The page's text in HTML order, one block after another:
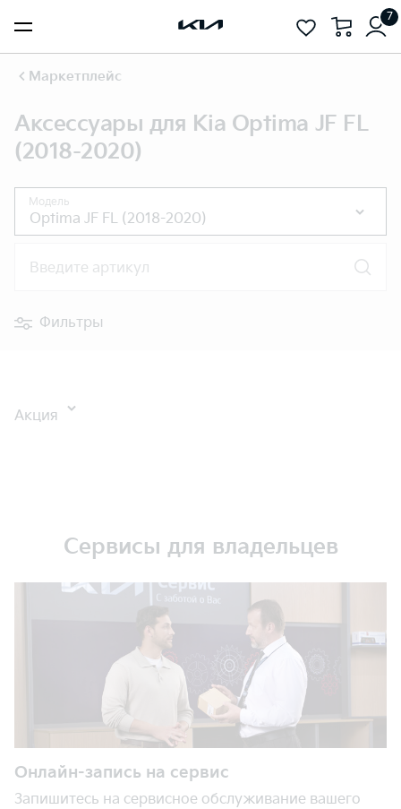
7
Маркетплейс
Аксессуары для Kia Optima JF FL
(2018-2020)
Модель
Optima JF FL (2018-2020)
Введите артикул
Фильтры
Акция
Сервисы для владельцев
Онлайн-запись на сервис
Запишитесь на сервисное обслуживание вашего